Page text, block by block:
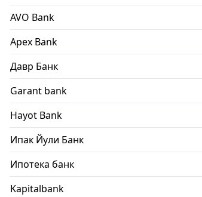
AVO Bank
Apex Bank
Давр Банк
Garant bank
Hayot Bank
Ипак Йули Банк
Ипотека банк
Kapitalbank